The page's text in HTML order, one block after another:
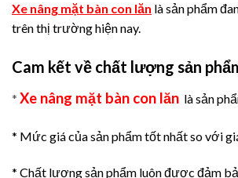
Xe nâng mặt bàn con lăn là sản phẩm
trên thị trường hiện nay.
Cam kết về chất lượng sản
* Xe nâng mặt bàn con lăn là sản
* Mức giá của sản phẩm tốt nhất so với
* Chất lượng sản phẩm luôn được đảm